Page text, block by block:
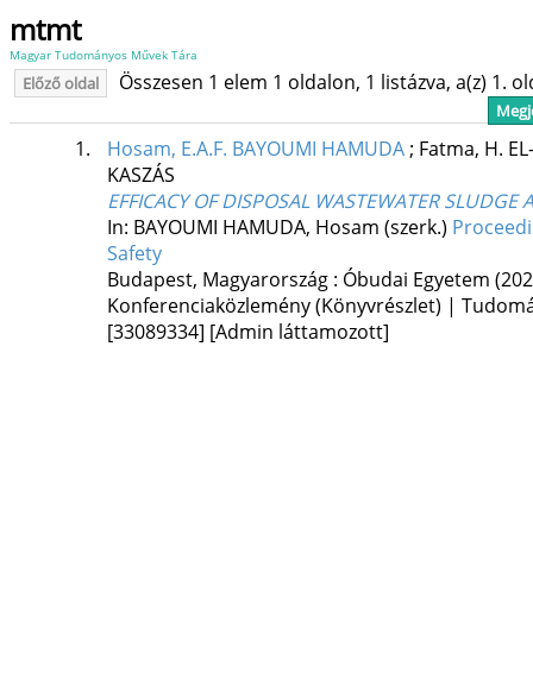
mtmt
Magyar Tudományos Művek Tára
Előző oldal Összesen 1 elem 1 oldalon, 1 listázva, a(z) 1.
1. Hosam, E.A.F. BAYOUMI HAMUDA; Fatma, H.
KASZÁS
EFFICACY OF DISPOSAL WASTEWATER SLUDGE
In: BAYOUMI HAMUDA, Hosam (szerk.)
Safety
Budapest, Magyarország : Óbudai Egyetem
Konferenciaközlemény (Könyvrészlet) |
[33089334] [Admin láttamozott]